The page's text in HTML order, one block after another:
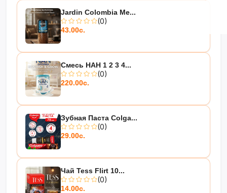
Jardin Colombia Me...
(0)
43.00с.
Смесь НАН 1 2 3 4...
(0)
220.00с.
Зубная Паста Colga...
(0)
29.00с.
Чай Tess Flirt 10...
(0)
14.00с.